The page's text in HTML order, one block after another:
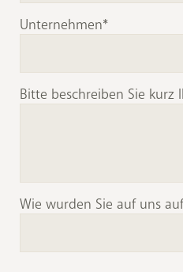
Unternehmen
Bitte beschreiben Sie kurz
Wie wurden Sie auf uns